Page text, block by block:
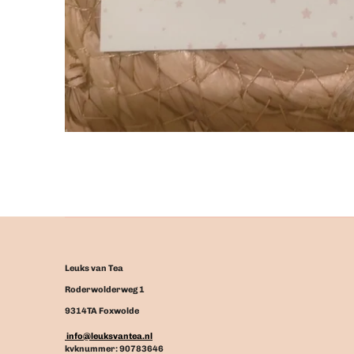
Leuks van Tea
Roderwolderweg 1
9314TA Foxwolde
info@leuksvantea.nl
kvknummer: 90783646